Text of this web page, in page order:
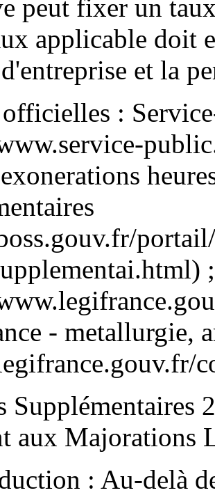
peut fixer un
applicable doit
et la
officielles :
- metallurgie,
Supplémentaires
aux Majorations
: Au-delà